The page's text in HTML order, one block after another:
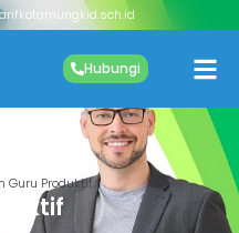
Hubungi
Guru Produktif